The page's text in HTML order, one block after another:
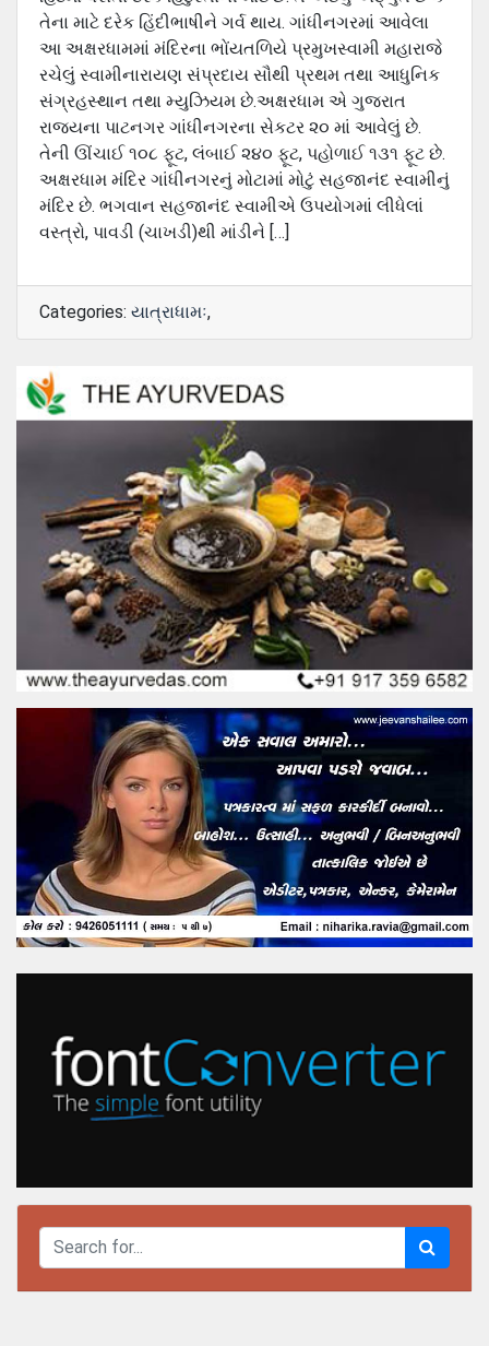
તેના માટે દરેક હિંદીભાષીને ગર્વ થાય. ગાંધીનગરમાં આવેલા
આ અક્ષરધામમાં મંદિરના ભોંયતળિયે પ્રમુખસ્વામી મહારાજે
રચેલું સ્વામીનારાયણ સંપ્રદાય સૌથી પ્રથમ તથા આધુનિક
સંગ્રહસ્થાન તથા મ્યુઝિયમ છે.અક્ષરધામ એ ગુજરાત
રાજ્યના પાટનગર ગાંધીનગરના સેકટર ૨૦ માં આવેલું છે.
તેની ઊંચાઈ ૧૦૮ ફૂટ, લંબાઈ ૨૪૦ ફૂટ, પહોળાઈ ૧૩૧ ફૂટ છે.
અક્ષરધામ મંદિર ગાંધીનગરનું મોટામાં મોટું સહજાનંદ સ્વામીનું
મંદિર છે. ભગવાન સહજાનંદ સ્વામીએ ઉપયોગમાં લીધેલાં
વસ્ત્રો, પાવડી (ચાખડી)થી માંડીને […]
Categories: યાત્રાધામઃ,